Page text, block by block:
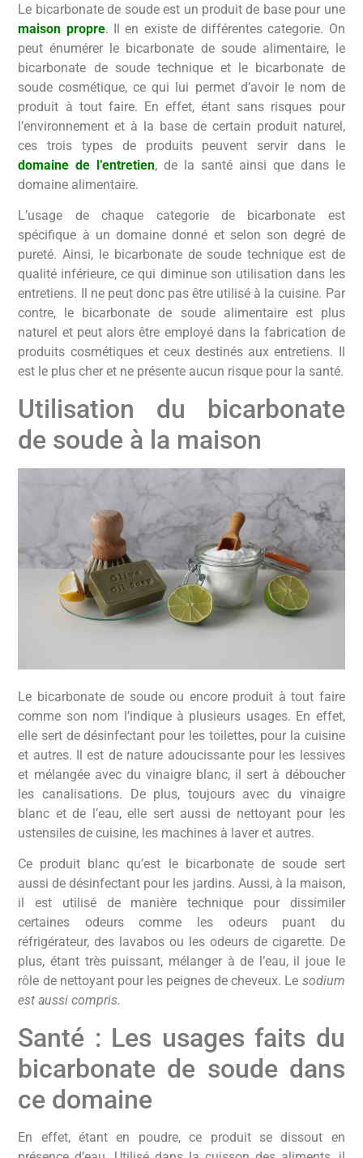
Le bicarbonate de soude est un produit de base pour une
maison propre. Il en existe de différentes categorie. On
peut énumérer le bicarbonate de soude alimentaire, le
bicarbonate de soude technique et le bicarbonate de
soude cosmétique, ce qui lui permet d’avoir le nom de
produit à tout faire. En effet, étant sans risques pour
l’environnement et à la base de certain produit naturel,
ces trois types de produits peuvent servir dans le
domaine de l’entretien, de la santé ainsi que dans le
domaine alimentaire.
L’usage de chaque categorie de bicarbonate est
spécifique à un domaine donné et selon son degré de
pureté. Ainsi, le bicarbonate de soude technique est de
qualité inférieure, ce qui diminue son utilisation dans les
entretiens. Il ne peut donc pas être utilisé à la cuisine. Par
contre, le bicarbonate de soude alimentaire est plus
naturel et peut alors être employé dans la fabrication de
produits cosmétiques et ceux destinés aux entretiens. Il
est le plus cher et ne présente aucun risque pour la santé.
Utilisation du bicarbonate
de soude à la maison
Le bicarbonate de soude ou encore produit à tout faire
comme son nom l’indique à plusieurs usages. En effet,
elle sert de désinfectant pour les toilettes, pour la cuisine
et autres. Il est de nature adoucissante pour les lessives
et mélangée avec du vinaigre blanc, il sert à déboucher
les canalisations. De plus, toujours avec du vinaigre
blanc et de l’eau, elle sert aussi de nettoyant pour les
ustensiles de cuisine, les machines à laver et autres.
Ce produit blanc qu’est le bicarbonate de soude sert
aussi de désinfectant pour les jardins. Aussi, à la maison,
il est utilisé de manière technique pour dissimiler
certaines odeurs comme les odeurs puant du
réfrigérateur, des lavabos ou les odeurs de cigarette. De
plus, étant très puissant, mélanger à de l’eau, il joue le
rôle de nettoyant pour les peignes de cheveux. Le sodium
est aussi compris.
Santé : Les usages faits du
bicarbonate de soude dans
ce domaine
En effet, étant en poudre, ce produit se dissout en